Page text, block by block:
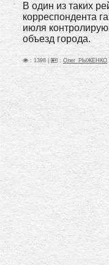
В один из таких
корреспондента
июля
объезд города.
: 1398 | : Олег_РЫЖЕНКО